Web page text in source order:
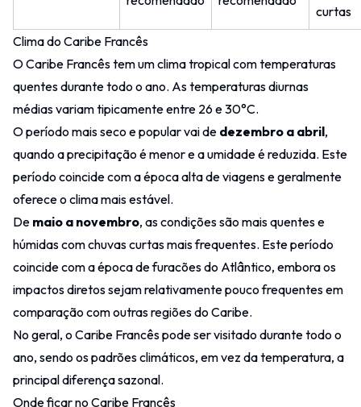
curtas
Clima do Caribe Francês
O Caribe Francês tem um clima tropical com temperaturas
quentes durante todo o ano. As temperaturas diurnas
médias variam tipicamente entre 26 e 30°C.
O período mais seco e popular vai de dezembro a abril,
quando a precipitação é menor e a umidade é reduzida. Este
período coincide com a época alta de viagens e geralmente
oferece o clima mais estável.
De maio a novembro, as condições são mais quentes e
húmidas com chuvas curtas mais frequentes. Este período
coincide com a época de furacões do Atlântico, embora os
impactos diretos sejam relativamente pouco frequentes em
comparação com outras regiões do Caribe.
No geral, o Caribe Francês pode ser visitado durante todo o
ano, sendo os padrões climáticos, em vez da temperatura, a
principal diferença sazonal.
Onde ficar no Caribe Francês